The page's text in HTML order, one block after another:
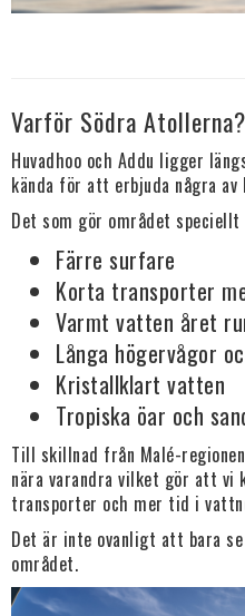
Varför Södra Atollerna?
Huvadhoo och Addu ligger
kända för att erbjuda några
Det som gör området speciellt
Färre surfare
Korta transporter
Varmt vatten året
Långa högervågor
Kristallklart vatten
Tropiska öar och
Till skillnad från Malé-
nära varandra vilket gör att vi
transporter och mer tid i
Det är inte ovanligt att bara
området.